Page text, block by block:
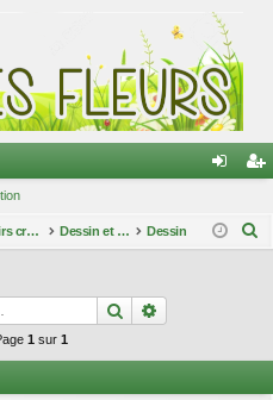
ne cri
Loisirs créatifs Dessin et peinture Dessin
r
Rechercher
1 sur 1